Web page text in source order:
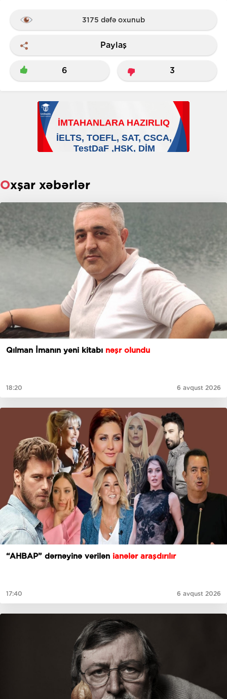
3175 dəfə oxunub
Paylaş
6 3
Oxşar xəbərlər
Qılman İmanın yeni kitabı nəşr olundu
18:20 6 avqust 2026
“AHBAP” dərnəyinə verilən ianələr araşdırılır
17:40 6 avqust 2026